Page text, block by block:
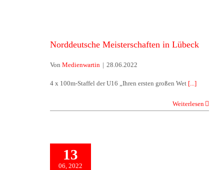
Norddeutsche Meisterschaften in Lübeck
Von Medienwartin | 28.06.2022
4 x 100m-Staffel der U16 „Ihren ersten großen Wet[...]
Weiterlesen
13
06, 2022